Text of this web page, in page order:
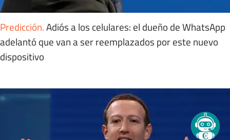
Predicción.Adiós a los celulares: el dueño de WhatsApp
adelantó que van a ser reemplazados por este nuevo
dispositivo